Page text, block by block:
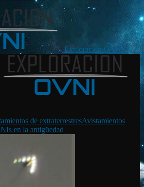
Exploración OVNI
de extraterrestresAvistamientos
en la antigüedad